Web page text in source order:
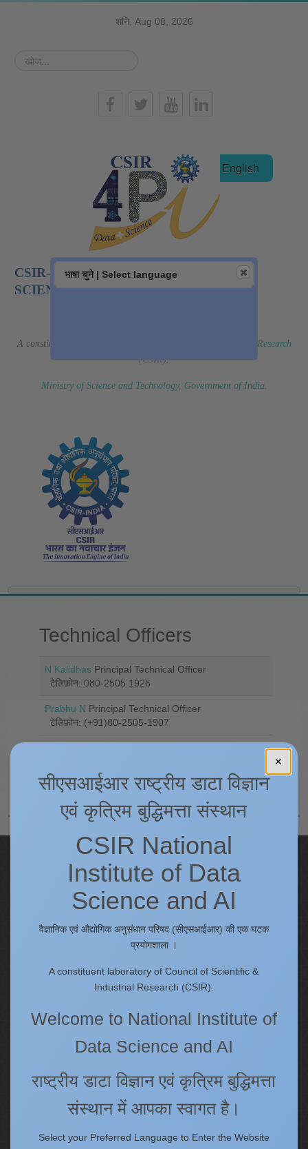
शनि, Aug 08, 2026
खोज...
हिन्दी English
CSIR-NATIONAL INSTITUTE OF DATA
SCIENCE AND AI
A constituent laboratory of
Council of Scientific & Industrial Research
(CSIR).
Ministry of Science and Technology, Government of India.
Technical Officers
N Kalidhas Principal Technical Officer
टेलिफ़ोन: 080-2505 1926
Prabhu N Principal Technical Officer
टेलिफ़ोन: (+91)80-2505-1907
Quick Links
Procurement Plan [Financial Year 2026-27]
Tenders
Past Events/Seminars
Staff Annual Property Returns
Vidya Lakshmi Portal (VLP)
Who's Who
Website policies
भाषा चुने | Select language
✕
सीएसआईआर राष्ट्रीय डाटा विज्ञान
एवं कृत्रिम बुद्धिमत्ता संस्थान
CSIR National
Institute of Data
Science and AI
वैज्ञानिक एवं औद्योगिक अनुसंधान परिषद (सीएसआईआर) की एक घटक
प्रयोगशाला ।
A constituent laboratory of Council of Scientific &
Industrial Research (CSIR).
Welcome to National Institute of
Data Science and AI
राष्ट्रीय डाटा विज्ञान एवं कृत्रिम बुद्धिमत्ता
संस्थान में आपका स्वागत है।
Select your Preferred Language to Enter the Website